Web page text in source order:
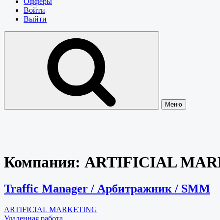
Войти
Выйти
Меню
Компания: ARTIFICIAL
Traffic Manager / Арбитражник / SMM
ARTIFICIAL MARKETING
Удаленная работа